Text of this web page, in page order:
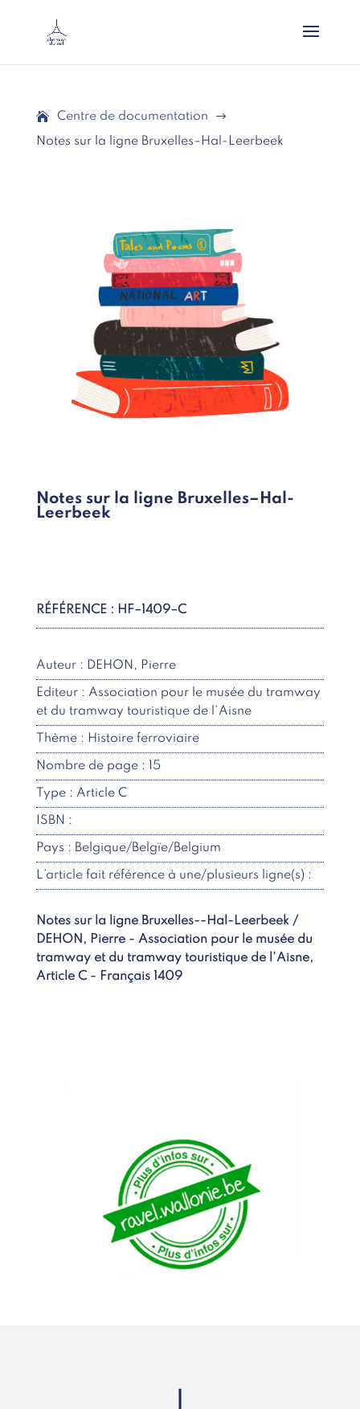
Centre de documentation
$
Notes sur la ligne Bruxelles–Hal-Leerbeek
Notes sur la ligne Bruxelles–Hal-
Leerbeek
RÉFÉRENCE : HF–1409–C
Auteur : DEHON, Pierre
Editeur : Association pour le musée du tramway
et du tramway touristique de l'Aisne
Thème : Histoire ferroviaire
Nombre de page : 15
Type : Article C
ISBN :
Pays : Belgique/Belgïe/Belgium
L’article fait référence à une/plusieurs ligne(s) :
Notes sur la ligne Bruxelles--Hal-Leerbeek /
DEHON, Pierre - Association pour le musée du
tramway et du tramway touristique de l'Aisne,
Article C - Français 1409